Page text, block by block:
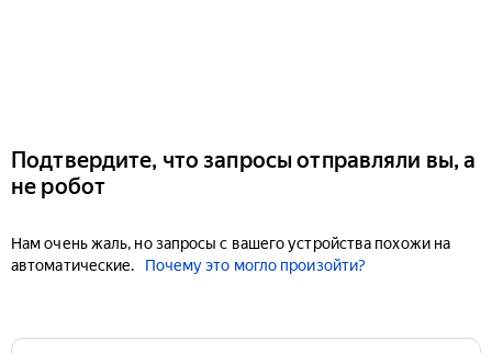
Подтвердите, что запросы отправляли вы, а
не робот
Нам очень жаль, но запросы с вашего устройства похожи на
автоматические.
Почему это могло произойти?